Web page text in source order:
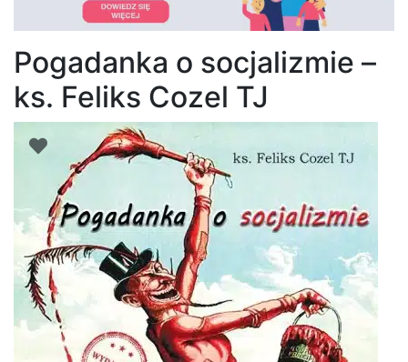
Pogadanka o socjalizmie –
ks. Feliks Cozel TJ